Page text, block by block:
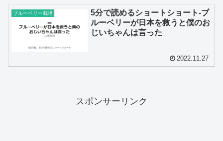
ブルーベリー栽培
5分で読めるショートショート-ブ
ルーベリーが日本を救うと僕のお
じいちゃんは言った
2022.11.27
スポンサーリンク